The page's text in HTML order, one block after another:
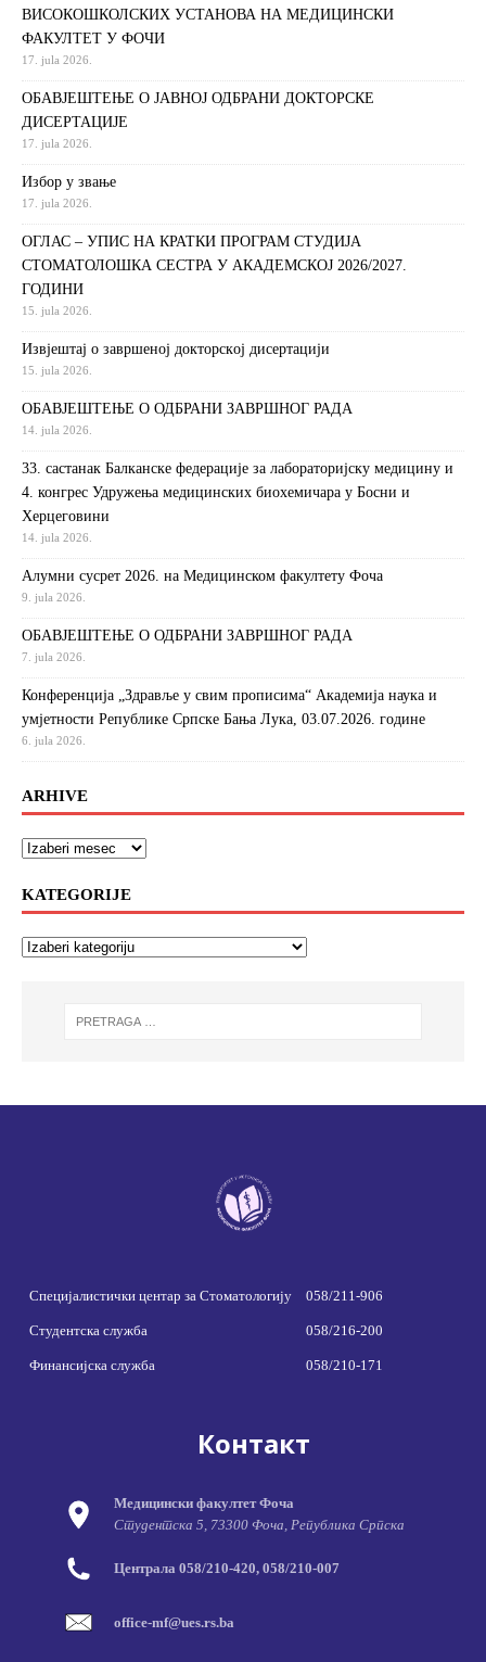
ВИСОКОШКОЛСКИХ УСТАНОВА НА МЕДИЦИНСКИ
ФАКУЛТЕТ У ФОЧИ
17. jula 2026.
ОБАВЈЕШТЕЊЕ О ЈАВНОЈ ОДБРАНИ ДОКТОРСКЕ
ДИСЕРТАЦИЈЕ
17. jula 2026.
Избор у звање
17. jula 2026.
ОГЛАС – УПИС НА КРАТКИ ПРОГРАМ СТУДИЈА
СТОМАТОЛОШКА СЕСТРА У АКАДЕМСКОЈ 2026/2027.
ГОДИНИ
15. jula 2026.
Извjeштaj o зaвршeнoj дoктoрскoj дисeртaциjи
15. jula 2026.
ОБАВЈЕШТЕЊЕ О ОДБРАНИ ЗАВРШНОГ РАДА
14. jula 2026.
33. састанак Балканске федерације за лабораторијску медицину и
4. конгрес Удружења медицинских биохемичара у Босни и
Херцеговини
14. jula 2026.
Алумни сусрет 2026. на Медицинском факултету Фоча
9. jula 2026.
ОБАВЈЕШТЕЊЕ О ОДБРАНИ ЗАВРШНОГ РАДА
7. jula 2026.
Конференција „Здравље у свим прописима“ Академија наука и
умјетности Републике Српске Бања Лука, 03.07.2026. године
6. jula 2026.
ARHIVE
KATEGORIJE
Специјалистички центар за Стоматологију 058/211-906
Студентска служба 058/216-200
Финансијска служба 058/210-171
Контакт
Медицински факултет Фоча
Студентска 5, 73300 Фоча, Република Српска
Централа 058/210-420, 058/210-007
office-mf@ues.rs.ba